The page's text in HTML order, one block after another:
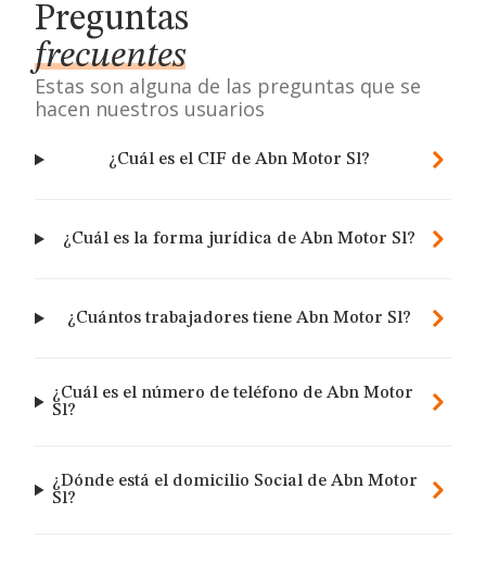
Preguntas
frecuentes
Estas son alguna de las preguntas que se
hacen nuestros usuarios
¿Cuál es el CIF de Abn Motor Sl?
¿Cuál es la forma jurídica de Abn Motor Sl?
¿Cuántos trabajadores tiene Abn Motor Sl?
¿Cuál es el número de teléfono de Abn Motor
Sl?
¿Dónde está el domicilio Social de Abn Motor
Sl?